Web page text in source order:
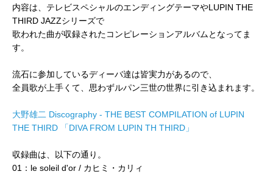
内容は、テレビスペシャルのエンディングテーマやLUPIN THE
THIRD JAZZシリーズで
歌われた曲が収録されたコンピレーションアルバムとなってま
す。
流石に参加しているディーバ達は皆実力があるので、
全員歌が上手くて、思わずルパン三世の世界に引き込まれます。
大野雄二 Discography - THE BEST COMPILATION of LUPIN
THE THIRD 「DIVA FROM LUPIN TH THIRD」
収録曲は、以下の通り。
01：le soleil d'or / カヒミ・カリィ